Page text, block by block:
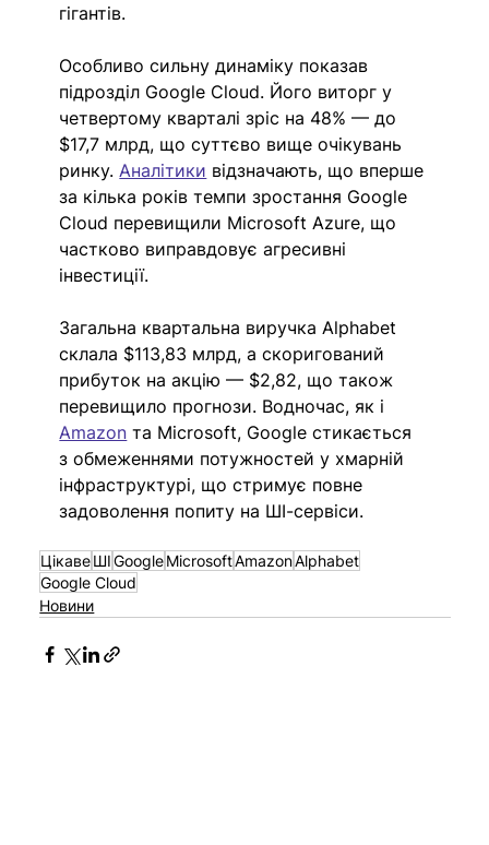
гігантів.
Особливо сильну динаміку показав
підрозділ Google Cloud. Його виторг у
четвертому кварталі зріс на 48% — до
$17,7 млрд, що суттєво вище очікувань
ринку. Аналітики відзначають, що вперше
за кілька років темпи зростання Google
Cloud перевищили Microsoft Azure, що
частково виправдовує агресивні
інвестиції.
Загальна квартальна виручка Alphabet
склала $113,83 млрд, а скоригований
прибуток на акцію — $2,82, що також
перевищило прогнози. Водночас, як і
Amazon та Microsoft, Google стикається
з обмеженнями потужностей у хмарній
інфраструктурі, що стримує повне
задоволення попиту на ШІ-сервіси.
ЦікавеШІGoogleMicrosoftAmazonAlphabet
Google Cloud
Новини